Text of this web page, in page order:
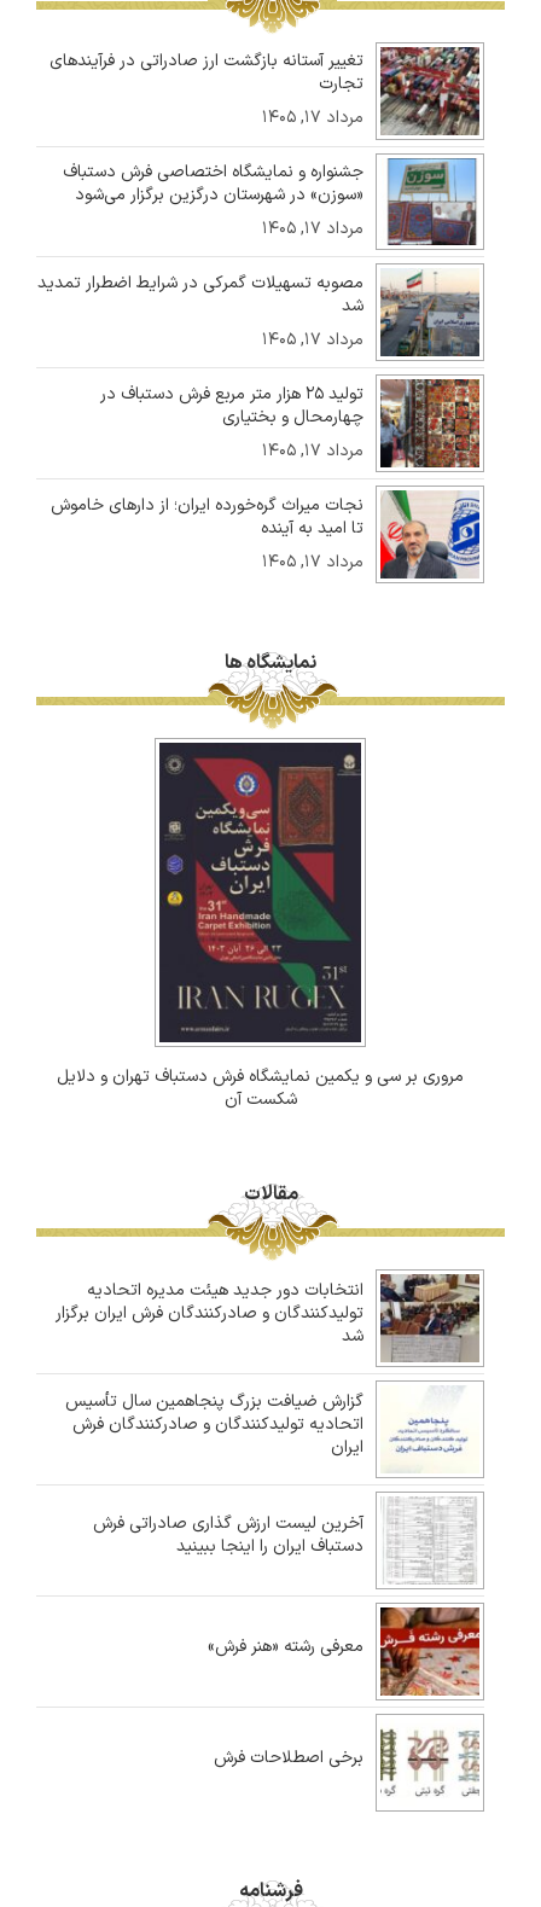
تغییر آستانه بازگشت ارز صادراتی در فرآیندهای
تجارت
مرداد ۱۷, ۱۴۰۵
جشنواره و نمایشگاه اختصاصی فرش دستباف
«سوزن» در شهرستان درگزین برگزار می‌شود
مرداد ۱۷, ۱۴۰۵
مصوبه تسهیلات گمرکی در شرایط اضطرار تمدید
شد
مرداد ۱۷, ۱۴۰۵
تولید ۲۵ هزار متر مربع فرش دستباف در
چهارمحال و بختیاری
مرداد ۱۷, ۱۴۰۵
نجات میراث گره‌خورده ایران؛ از دارهای خاموش
تا امید به آینده
مرداد ۱۷, ۱۴۰۵
نمایشگاه ها
مروری بر سی و یکمین نمایشگاه فرش دستباف تهران و دلایل
شکست آن
مقالات
انتخابات دور جدید هیئت مدیره اتحادیه
تولیدکنندگان و صادرکنندگان فرش ایران برگزار
شد
گزارش ضیافت بزرگ پنجاهمین سال تأسیس
اتحادیه تولیدکنندگان و صادرکنندگان فرش
ایران
آخرین لیست ارزش گذاری صادراتی فرش
دستباف ایران را اینجا ببینید
معرفی رشته «هنر فرش»
برخی اصطلاحات فرش
فرشنامه